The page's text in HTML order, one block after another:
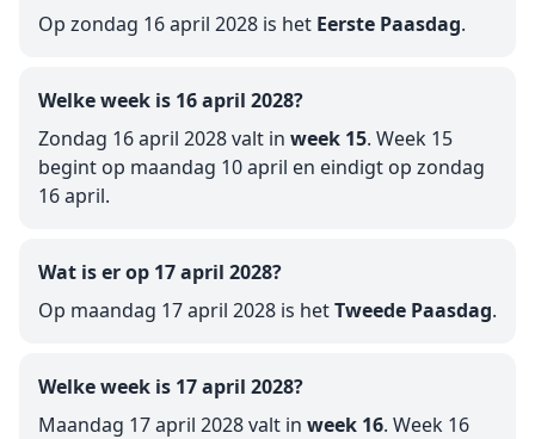
Op zondag 16 april 2028 is het Eerste Paasdag.
Welke week is 16 april 2028?
Zondag 16 april 2028 valt in week 15. Week 15
begint op maandag 10 april en eindigt op zondag
16 april.
Wat is er op 17 april 2028?
Op maandag 17 april 2028 is hetTweede Paasdag.
Welke week is 17 april 2028?
Maandag 17 april 2028 valt in week 16. Week 16